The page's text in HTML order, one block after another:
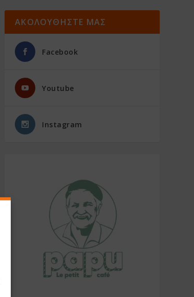
ΑΚΟΛΟΥΘΗΣΤΕ ΜΑΣ
Facebook
Youtube
Instagram